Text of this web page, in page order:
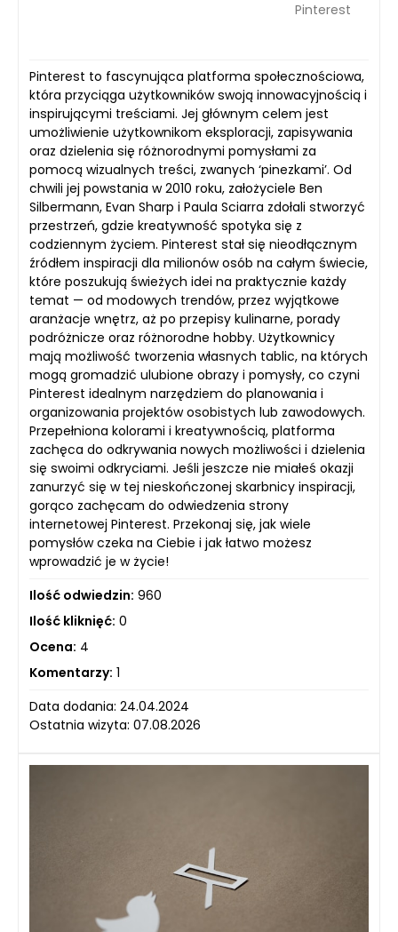
Pinterest
Pinterest to fascynująca platforma społecznościowa,
która przyciąga użytkowników swoją innowacyjnością i
inspirującymi treściami. Jej głównym celem jest
umożliwienie użytkownikom eksploracji, zapisywania
oraz dzielenia się różnorodnymi pomysłami za
pomocą wizualnych treści, zwanych ‘pinezkami’. Od
chwili jej powstania w 2010 roku, założyciele Ben
Silbermann, Evan Sharp i Paula Sciarra zdołali stworzyć
przestrzeń, gdzie kreatywność spotyka się z
codziennym życiem. Pinterest stał się nieodłącznym
źródłem inspiracji dla milionów osób na całym świecie,
które poszukują świeżych idei na praktycznie każdy
temat — od modowych trendów, przez wyjątkowe
aranżacje wnętrz, aż po przepisy kulinarne, porady
podróżnicze oraz różnorodne hobby. Użytkownicy
mają możliwość tworzenia własnych tablic, na których
mogą gromadzić ulubione obrazy i pomysły, co czyni
Pinterest idealnym narzędziem do planowania i
organizowania projektów osobistych lub zawodowych.
Przepełniona kolorami i kreatywnością, platforma
zachęca do odkrywania nowych możliwości i dzielenia
się swoimi odkryciami. Jeśli jeszcze nie miałeś okazji
zanurzyć się w tej nieskończonej skarbnicy inspiracji,
gorąco zachęcam do odwiedzenia strony
internetowej Pinterest. Przekonaj się, jak wiele
pomysłów czeka na Ciebie i jak łatwo możesz
wprowadzić je w życie!
Ilość odwiedzin: 960
Ilość kliknięć: 0
Ocena: 4
Komentarzy: 1
Data dodania: 24.04.2024
Ostatnia wizyta: 07.08.2026